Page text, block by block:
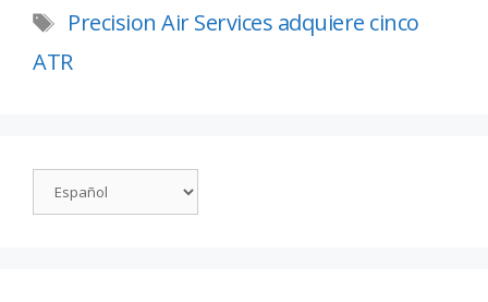
Precision Air Services adquiere cinco
ATR